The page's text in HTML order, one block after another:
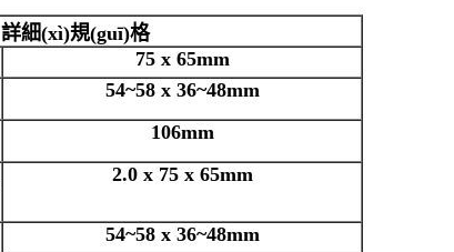
詳細(xì)規(guī)格
75 x 65mm
54~58 x 36~48mm
106mm
2.0 x 75 x 65mm
54~58 x 36~48mm